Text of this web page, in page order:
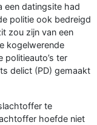
een datingsite had
politie ook bedreigd
zou zijn van een
kogelwerende
politieauto’s ter
delict (PD) gemaakt
te
hoefde niet